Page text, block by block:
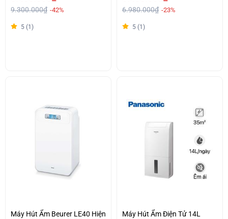
9.300.000₫ -42%
5 (1)
6.980.000₫ -23%
5 (1)
Máy Hút Ẩm Beurer LE40 Hiện
Máy Hút Ẩm Điện Tử 14L